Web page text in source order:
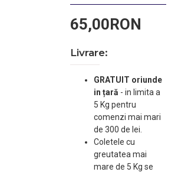
Nu contine parfum,
coloranti si parabeni.
65,00RON
Livrare:
GRATUIT oriunde
in țară - in limita a
5 Kg pentru
comenzi mai mari
de 300 de lei.
Coletele cu
greutatea mai
mare de 5 Kg se